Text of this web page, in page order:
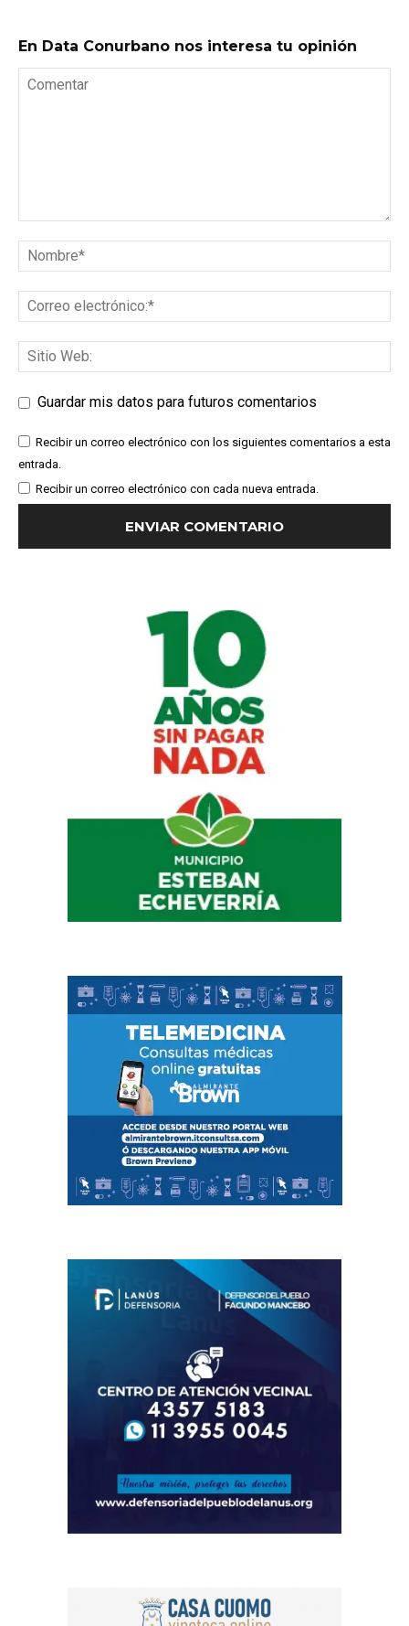
En Data Conurbano nos interesa tu opinión
Guardar mis datos para futuros comentarios
Recibir un correo electrónico con los siguientes comentarios a esta
entrada.
Recibir un correo electrónico con cada nueva entrada.